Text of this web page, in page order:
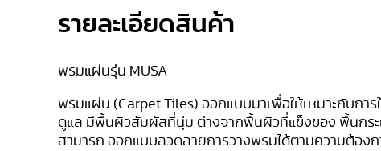
รายละเอียดสินค้า
พรมแผ่นรุ่น MUSA
พรมแผ่น (Carpet Tiles) ออกแบบมาเพื่อให้เหมาะกับก
ดูแล มีพื้นผิวสัมผัสที่นุ่ม ต่างจากพื้นผิวที่แข็งของ พื้นกระ
สามารถ ออกแบบลวดลายการวางพรมได้ตามความต้อง